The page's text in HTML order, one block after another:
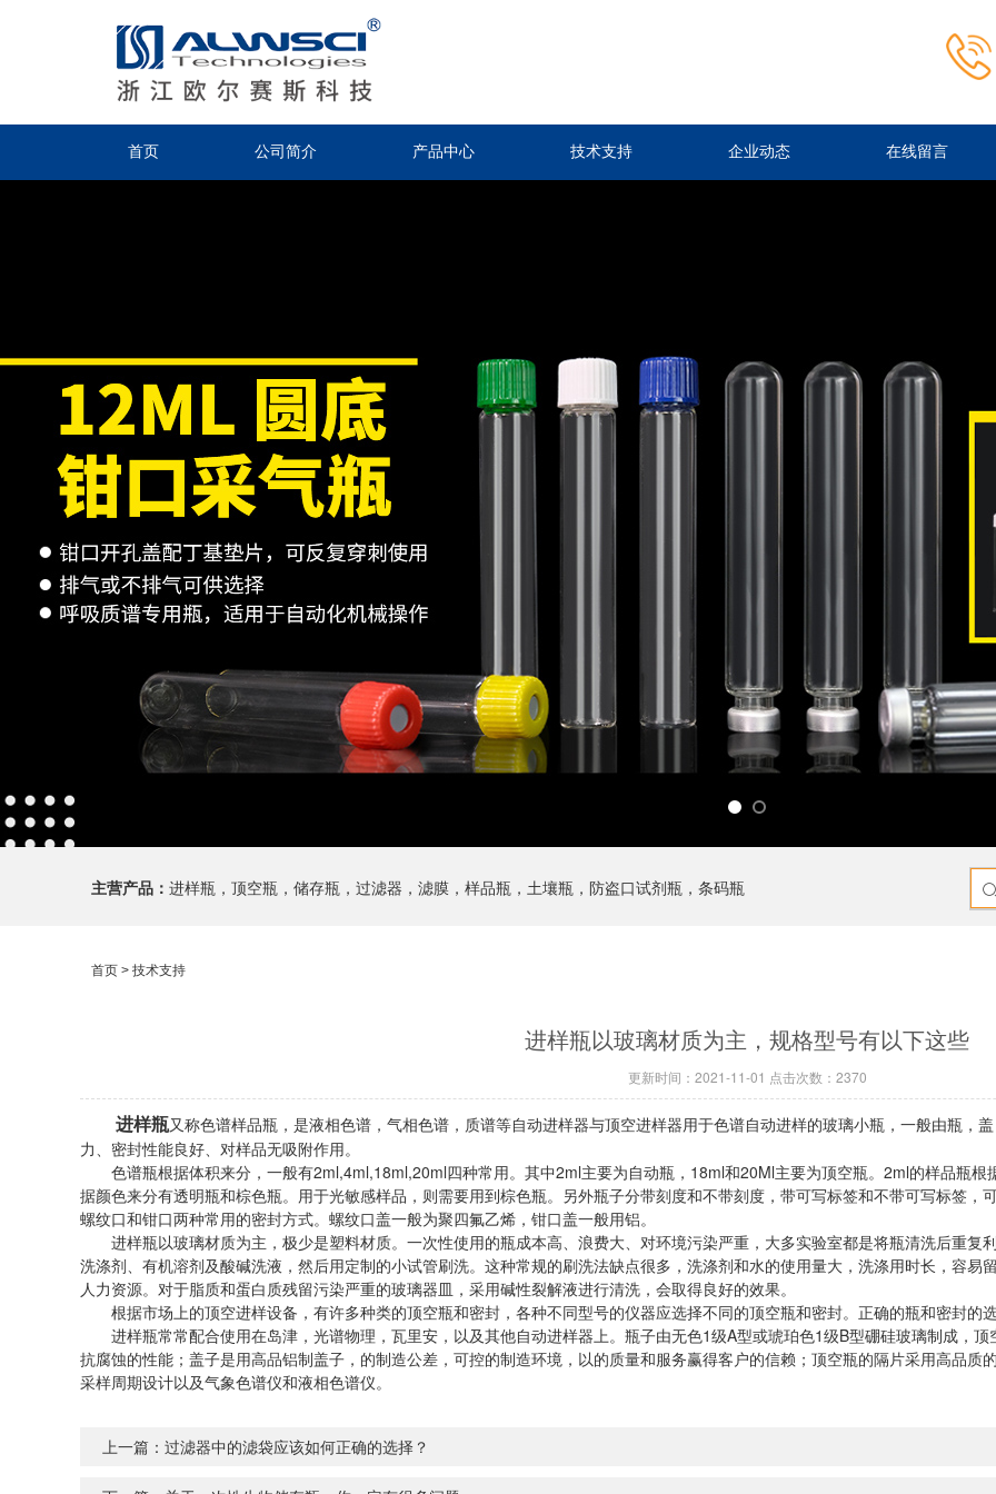
首页 公司简介 产品中心 技术支持 企业动态 在线留言
主营产品： 进样瓶，顶空瓶，储存瓶，过滤器，滤膜，样品瓶，土壤瓶，防盗口试剂瓶，条码瓶
首页 > 技术支持
进样瓶以玻璃材质为主，规格型号有以下这些
更新时间：2021-11-01 点击次数：2370
进样瓶又称色谱样品瓶，是液相色谱，气相色谱，质谱等自动进样器与顶空进样器用于色谱自动进样的玻璃小瓶，一般由瓶，
力、密封性能良好、对样品无吸附作用。
色谱瓶根据体积来分，一般有2ml,4ml,18ml,20ml四种常用。其中2ml主要为自动瓶，18ml和20Ml主要为顶空瓶。2ml的样品瓶根
据颜色来分有透明瓶和棕色瓶。用于光敏感样品，则需要用到棕色瓶。另外瓶子分带刻度和不带刻度，带可写标签和不带可写标签
螺纹口和钳口两种常用的密封方式。螺纹口盖一般为聚四氟乙烯，钳口盖一般用铝。
进样瓶以玻璃材质为主，极少是塑料材质。一次性使用的瓶成本高、浪费大、对环境污染严重，大多实验室都是将瓶清洗后重复
洗涤剂、有机溶剂及酸碱洗液，然后用定制的小试管刷洗。这种常规的刷洗法缺点很多，洗涤剂和水的使用量大，洗涤用时长，容
人力资源。对于脂质和蛋白质残留污染严重的玻璃器皿，采用碱性裂解液进行清洗，会取得良好的效果。
根据市场上的顶空进样设备，有许多种类的顶空瓶和密封，各种不同型号的仪器应选择不同的顶空瓶和密封。正确的瓶和密封的
进样瓶常常配合使用在岛津，光谱物理，瓦里安，以及其他自动进样器上。瓶子由无色1级A型或琥珀色1级B型硼硅玻璃制成，
抗腐蚀的性能；盖子是用高品铝制盖子，的制造公差，可控的制造环境，以的质量和服务赢得客户的信赖；顶空瓶的隔片采用高品
采样周期设计以及气象色谱仪和液相色谱仪。
上一篇： 过滤器中的滤袋应该如何正确的选择？